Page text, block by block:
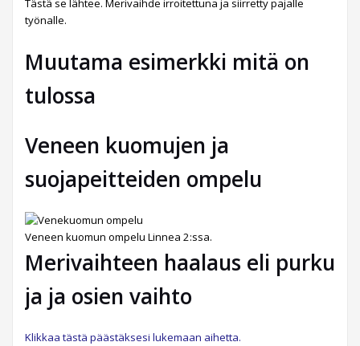
Tästä se lähtee. Merivaihde irroitettuna ja siirretty pajalle
työnalle.
Muutama esimerkki mitä on
tulossa
Veneen kuomujen ja
suojapeitteiden ompelu
Veneen kuomun ompelu Linnea 2:ssa.
Merivaihteen haalaus eli purku
ja ja osien vaihto
Klikkaa tästä päästäksesi lukemaan aihetta.